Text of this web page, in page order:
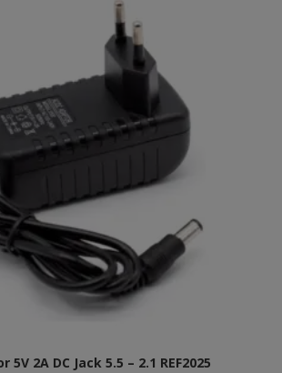
2A DC Jack 5.5 – 2.1 REF2025